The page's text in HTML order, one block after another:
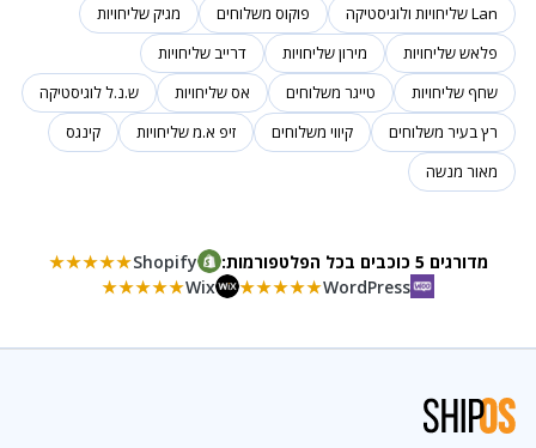
Lan שליחויות ולוגיסטיקה
פוקוס משלוחים
מגיק שליחויות
פלאש שליחויות
מירון שליחויות
דרייב שליחויות
שחף שליחויות
טייגר משלוחים אס שליחויות
ש.נ.ל לוגיסטיקה
רץ בעיר משלוחים
קיווי משלוחים זיפ א.מ שליחויות
קינגס
מאור מנשה
מדורגים 5 כוכבים בכל הפלטפורמות: Shopify
★★★★★
WordPress
★★★★★
Wix
★★★★★